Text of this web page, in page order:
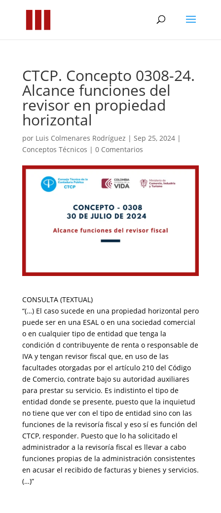
CTCP. Concepto 0308-24.
Alcance funciones del
revisor en propiedad
horizontal
por Luis Colmenares Rodríguez | Sep 25, 2024|
Conceptos Técnicos | 0 Comentarios
CONSULTA (TEXTUAL)
“(…) El caso sucede en una propiedad horizontal pero
puede ser en una ESAL o en una sociedad comercial
o en cualquier tipo de entidad que tenga la
condición d contribuyente de renta o responsable de
IVA y tengan revisor fiscal que, en uso de las
facultades otorgadas por el artículo 210 del Código
de Comercio, contrate bajo su autoridad auxiliares
para prestar su servicio. Es indistinto el tipo de
entidad donde se presente, puesto que la inquietud
no tiene que ver con el tipo de entidad sino con las
funciones de la revisoría fiscal y eso sí es función del
CTCP, responder. Puesto que lo ha solicitado el
administrador a la revisoría fiscal es llevar a cabo
funciones propias de la administración consistentes
en acusar el recibido de facturas y bienes y servicios.
(…)”